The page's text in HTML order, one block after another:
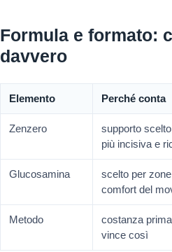
Formula e formato:
davvero
Elemento Perché conta
Zenzero
supporto
più incisiva e
Glucosamina
scelto per
comfort del
Metodo
costanza
vince così